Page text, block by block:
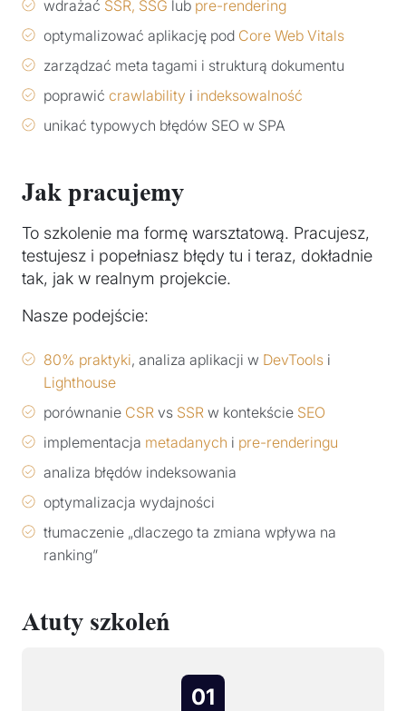
wdrażać SSR, SSG lub pre-rendering
optymalizować aplikację pod Core Web Vitals
zarządzać meta tagami i strukturą dokumentu
poprawić crawlability i indeksowalność
unikać typowych błędów SEO w SPA
Jak pracujemy
To szkolenie ma formę warsztatową. Pracujesz,
testujesz i popełniasz błędy tu i teraz, dokładnie
tak, jak w realnym projekcie.
Nasze podejście:
80% praktyki, analiza aplikacji w DevTools i
Lighthouse
porównanie CSR vs SSR w kontekście SEO
implementacja metadanych i pre-renderingu
analiza błędów indeksowania
optymalizacja wydajności
tłumaczenie „dlaczego ta zmiana wpływa na
ranking”
Atuty szkoleń
01